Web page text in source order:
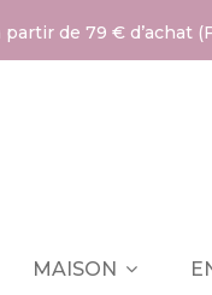
de 79 € d’achat
MAISON